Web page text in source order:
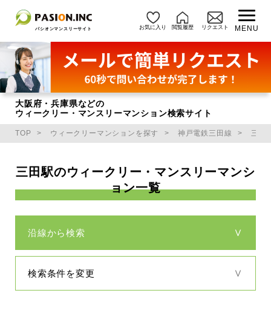
パシオンマンスリーサイト お気に入り 閲覧履歴 リクエスト MENU
大阪府・兵庫県などの
ウィークリー・マンスリーマンション検索サイト
TOP ウィークリーマンションを探す 神戸電鉄三田線 三田
三田駅のウィークリー・マンスリーマンシ
ョン一覧
沿線から検索
検索条件を変更